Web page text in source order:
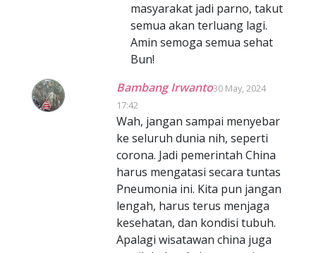
masyarakat jadi parno, takut
semua akan terluang lagi.
Amin semoga semua sehat
Bun!
Bambang Irwanto30 May, 2024
17:42
Wah, jangan sampai menyebar
ke seluruh dunia nih, seperti
corona. Jadi pemerintah China
harus mengatasi secara tuntas
Pneumonia ini. Kita pun jangan
lengah, harus terus menjaga
kesehatan, dan kondisi tubuh.
Apalagi wisatawan china juga